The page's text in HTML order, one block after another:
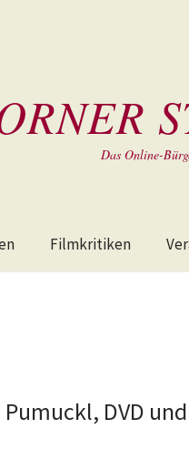
Das Online-
Filmkritiken
DVD